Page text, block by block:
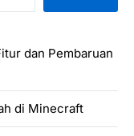
dan Pembaruan
di Minecraft